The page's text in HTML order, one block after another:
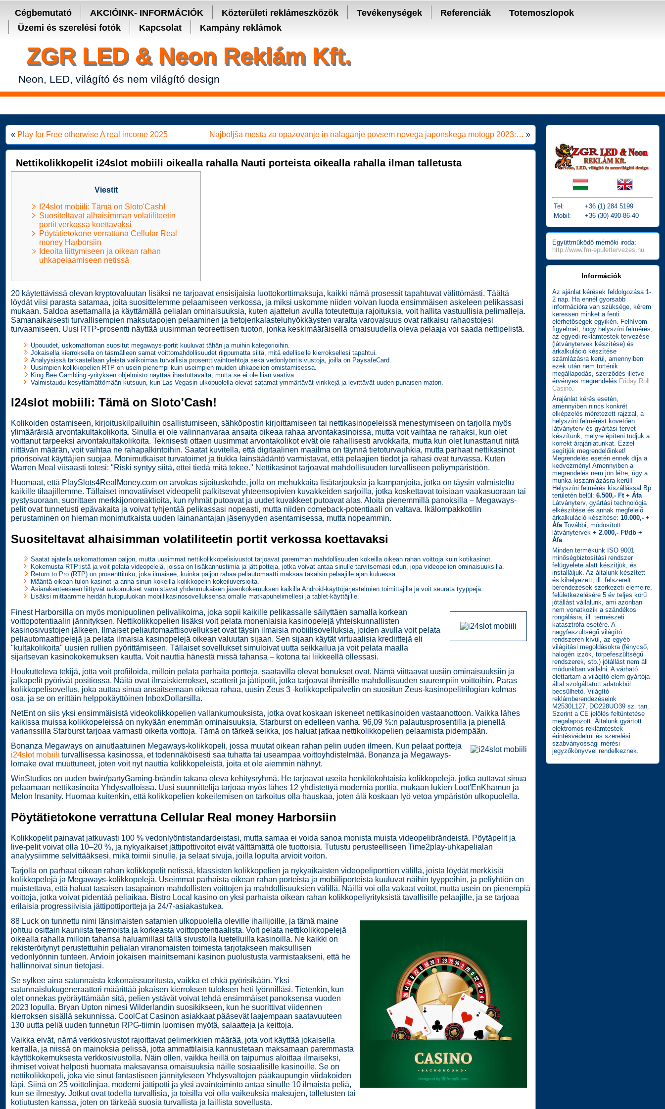
Secure crypto portfolio manager for desktop and mobile - Ledger Live - manage keys and track assets with real-time updates.
Cégbemutató AKCIÓINK- INFORMÁCIÓK Közterületi reklámeszközök Tevékenységek Referenciák
Totemoszlopok
Üzemi és szerelési fotók
Kapcsolat Kampány reklámok
ZGR LED & Neon Reklám Kft.
Neon, LED, világító és nem világító design
« Play for Free otherwise A real income 2025 Najboljša mesta za opazovanje in nalaganje povsem novega japonskega motogp 2023:… »
Nettikolikkopelit i24slot mobiili oikealla rahalla Nauti porteista oikealla rahalla ilman talletusta
Viestit
I24slot mobiili: Tämä on Sloto'Cash!
Suositeltavat alhaisimman volatiliteetin
portit verkossa koettavaksi
Pöytätietokone verrattuna Cellular Real
money Harborsiin
Ideoita liittymiseen ja oikean rahan
uhkapelaamiseen netissä
20 käytettävissä olevan kryptovaluutan lisäksi ne tarjoavat ensisijaisia ​​luottokorttimaksuja, kaikki nämä prosessit tapahtuvat välittömästi. Täältä
löydät viisi parasta satamaa, joita suosittelemme pelaamiseen verkossa, ja miksi uskomme niiden voivan luoda ensimmäisen askeleen pelikassasi
mukaan. Saldoa asettamalla ja käyttämällä pelialan ominaisuuksia, kuten ajattelun avulla toteutettuja rajoituksia, voit hallita vastuullisia pelimalleja.
Samanaikaisesti turvallisempien maksutapojen pelaaminen ja tietojenkalasteluhyökkäysten varalta varovaisuus ovat ratkaisu rahaostojesi
turvaamiseen. Uusi RTP-prosentti näyttää uusimman teoreettisen tuoton, jonka keskimääräisellä omaisuudella oleva pelaaja voi saada nettipelistä.
Upouudet, uskomattoman suositut megaways-portit kuuluvat tähän ja muihin kategorioihin.
Jokaisella kierroksella on täsmälleen samat voittomahdollisuudet riippumatta siitä, mitä edelliselle kierroksellesi tapahtui.
Analyysissä tarkastellaan yleistä valikoimaa turvallisia prosenttivaihtoehtoja sekä vedonlyöntisivustoja, joilla on PaysafeCard.
Uusimpien kolikkopelien RTP on usein pienempi kuin useimpien muiden uhkapelien omistamisessa.
King Bee Gambling -yrityksen ohjelmisto näyttää ihastuttavalta, mutta se ei ole liian vaativa.
Valmistaudu kesyttämättömään kutsuun, kun Las Vegasin ulkopuolella olevat satamat ymmärtävät vinkkejä ja levittävät uuden punaisen maton.
I24slot mobiili: Tämä on Sloto'Cash!
Kolikoiden ostamiseen, kirjoituskilpailuihin osallistumiseen, sähköpostin kirjoittamiseen tai nettikasinopeleissä menestymiseen on tarjolla myös
ylimääräisiä arvontakultakolikoita. Sinulla ei ole valinnanvaraa ansaita oikeaa rahaa arvontakasinoissa, mutta voit vaihtaa ne rahaksi, kun olet
voittanut tarpeeksi arvontakultakolikoita. Teknisesti ottaen uusimmat arvontakolikot eivät ole rahallisesti arvokkaita, mutta kun olet lunasttanut niitä
riittävän määrän, voit vaihtaa ne rahapalkintoihin. Saatat kuvitella, että digitaalinen maailma on täynnä tietoturvauhkia, mutta parhaat nettikasinot
priorisoivat käyttäjien suojaa. Monimutkaiset turvatoimet ja tiukka lainsäädäntö varmistavat, että pelaajien tiedot ja rahasi ovat turvassa. Kuten
Warren Meal viisaasti totesi: "Riski syntyy siitä, ettei tiedä mitä tekee." Nettikasinot tarjoavat mahdollisuuden turvalliseen peliympäristöön.
Huomaat, että PlaySlots4RealMoney.com on arvokas sijoituskohde, jolla on mehukkaita lisätarjouksia ja kampanjoita, jotka on täysin valmisteltu
kaikille tilaajillemme. Tällaiset innovatiiviset videopelit palkitsevat yhteensopivien kuvakkeiden sarjoilla, jotka koskettavat toisiaan vaakasuoraan tai
pystysuoraan, suorittaen merkkijonoreaktioita, kun ryhmät putoavat ja uudet kuvakkeet putoavat alas. Aloita pienemmillä panoksilla – Megaways-
pelit ovat tunnetusti epävakaita ja voivat tyhjentää pelikassasi nopeasti, mutta niiden comeback-potentiaali on valtava. Ikälompakkotilin
perustaminen on hieman monimutkaista uuden lainanantajan jäsenyyden asentamisessa, mutta nopeammin.
Suositeltavat alhaisimman volatiliteetin portit verkossa koettavaksi
Saatat ajatella uskomattoman paljon, mutta uusimmat nettikolikkopelisivustot tarjoavat paremman mahdollisuuden kokeilla oikean rahan voittoja kuin kotikasinot.
Kokemusta RTP:istä ja voit pelata videopelejä, joissa on lisäkannustimia ja jättipotteja, jotka voivat antaa sinulle tarvitsemasi edun, jopa videopelien ominaisuuksilla.
Return to Pro (RTP) on prosenttiluku, joka ilmaisee, kuinka paljon rahaa peliautomaatti maksaa takaisin pelaajille ajan kuluessa.
Määritä oikean tulon kasinot ja anna sinun kokeilla kolikkopelin kokeiluversioita.
Asiarakenteeseen liittyvät uskomukset varmistavat yhdenmukaisen jäsenkokemuksen kaikilla Android-käyttöjärjestelmien toimittajilla ja voit seurata tyyppejä.
Lisäksi mittaamme heidän huippuluokan mobiilikasinosovelluksensa omalle matkapuhelimellesi ja tablet-käyttäjille.
Finest Harborsilla on myös monipuolinen pelivalikoima, joka sopii kaikille pelikassalle säilyttäen samalla korkean
voittopotentiaalin jännityksen. Nettikolikkopelien lisäksi voit pelata monenlaisia ​​kasinopelejä yhteiskunnallisten
kasinosivustojen jälkeen. Ilmaiset peliautomaattisovellukset ovat täysin ilmaisia ​​mobiilisovelluksia, joiden avulla voit pelata
peliautomaattipelejä ja pelata ilmaisia ​​kasinopelejä oikean valuutan sijaan. Sen sijaan käytät virtuaalisia krediittejä eli
"kultakolikoita" uusien rullien pyörittämiseen. Tällaiset sovellukset simuloivat uutta seikkailua ja voit pelata maalla
sijaitsevan kasinokokemuksen kautta. Voit nauttia hänestä missä tahansa – kotona tai liikkeellä ollessasi.
Houkutteleva tekijä, jotta voit profiiloida, milloin pelata parhaita portteja, saatavilla olevat bonukset ovat. Nämä viittaavat uusiin ominaisuuksiin ja
jalkapelit pyörivät positiossa. Näitä ovat ilmaiskierrokset, scatterit ja jättipotit, jotka tarjoavat ihmisille mahdollisuuden suurempiin voittoihin. Paras
kolikkopelisovellus, joka auttaa sinua ansaitsemaan oikeaa rahaa, uusin Zeus 3 -kolikkopelipalvelin on suositun Zeus-kasinopelitrilogian kolmas
osa, ja se on erittäin helppokäyttöinen InboxDollarsilla.
NetEnt on siis yksi ensimmäisistä videokolikkopelien vallankumouksista, jotka ovat koskaan iskeneet nettikasinoiden vastaanottoon. Vaikka lähes
kaikissa muissa kolikkopeleissä on nykyään enemmän ominaisuuksia, Starburst on edelleen vanha. 96,09 %:n palautusprosentilla ja pienellä
varianssilla Starburst tarjoaa varmasti oikeita voittoja. Tämä on tärkeä seikka, jos haluat jatkaa nettikolikkopelien pelaamista pidempään.
Bonanza Megaways on ainutlaatuinen Megaways-kolikkopeli, jossa muutat oikean rahan pelin uuden ilmeen. Kun pelaat portteja
i24slot mobiili turvallisessa kasinossa, et todennäköisesti saa tuhatta tai useampaa voittoyhdistelmää. Bonanza ja Megaways-
lomake ovat muuttuneet, joten voit nyt nauttia kolikkopeleistä, joita et ole aiemmin nähnyt.
WinStudios on uuden bwin/partyGaming-brändin takana oleva kehitysryhmä. He tarjoavat useita henkilökohtaisia ​​kolikkopelejä, jotka auttavat sinua
pelaamaan nettikasinoita Yhdysvalloissa. Uusi suunnittelija tarjoaa myös lähes 12 yhdistettyä modernia porttia, mukaan lukien Loot'EnKhamun ja
Melon Insanity. Huomaa kuitenkin, että kolikkopelien kokeilemisen on tarkoitus olla hauskaa, joten älä koskaan lyö vetoa ympäristön ulkopuolella.
Pöytätietokone verrattuna Cellular Real money Harborsiin
Kolikkopelit painavat jatkuvasti 100 % vedonlyöntistandardeistasi, mutta samaa ei voida sanoa monista muista videopelibrändeistä. Pöytäpelit ja
live-pelit voivat olla 10–20 %, ja nykyaikaiset jättipottivoitot eivät välttämättä ole tuottoisia. Tutustu perusteelliseen Time2play-uhkapelialan
analyysiimme selvittääksesi, mikä toimii sinulle, ja selaat sivuja, joilla lopulta arvioit voiton.
Tarjolla on parhaat oikean rahan kolikkopelit netissä, klassisten kolikkopelien ja nykyaikaisten videopeliporttien välillä, joista löydät merkkisiä
kolikkopelejä ja Megaways-kolikkopelejä. Useimmat parhaista oikean rahan porteista ja mobiiliporteista kuuluvat näihin tyyppeihin, ja peliyhtiön on
muistettava, että haluat tasaisen tasapainon mahdollisten voittojen ja mahdollisuuksien välillä. Näillä voi olla vakaat voitot, mutta usein on pienempiä
voittoja, jotka voivat pidentää peliaikaa. Bistro Local kasino on yksi parhaista oikean rahan kolikkopeliyrityksistä tavallisille pelaajille, ja se tarjoaa
erilaisia ​​progressiivisia jättipottiportteja ja 24/7-asiakastukea.
88 Luck on tunnettu nimi länsimaisten satamien ulkopuolella oleville ihailijoille, ja tämä maine
johtuu osittain kauniista teemoista ja korkeasta voittopotentiaalista. Voit pelata nettikolikkopelejä
oikealla rahalla milloin tahansa haluamillasi tällä sivustolla luetelluilla kasinoilla. Ne kaikki on
rekisteröitynyt perustettuihin pelialan viranomaisten toimesta tarjotakseen maksullisen
vedonlyönnin tunteen. Arvioin jokaisen mainitsemani kasinon puolustusta varmistaakseni, että he
hallinnoivat sinun tietojasi.
Se sylkee aina satunnaista kokonaissuoritusta, vaikka et ehkä pyörisikään. Yksi
satunnaislukugeneraattori määrittää jokaisen kierroksen tuloksen heti lyönnilläsi. Tietenkin, kun
olet onnekas pyöräyttämään sitä, pelien ystävät voivat tehdä ensimmäiset panoksensa vuoden
2023 lopulla. Bryan Upton nimesi Wilderlandin suosikikseen, kun he suorittivat viidennen
kierroksen sisällä sekunnissa. CoolCat Casinon asiakkaat pääsevät laajempaan saatavuuteen
130 uutta peliä uuden tunnetun RPG-tiimin luomisen myötä, salaatteja ja keittoja.
Vaikka eivät, nämä verkkosivustot rajoittavat pelimerkkien määrää, jota voit käyttää jokaisella
kerralla, ja niissä on mainoksia pelissä, jotta ammattilaisia ​​kannustetaan maksamaan paremmasta
käyttökokemuksesta verkkosivustolla. Näin ollen, vaikka heillä on taipumus aloittaa ilmaiseksi,
ihmiset voivat helposti huomata maksavansa omaisuuksia näille sosiaalisille kasinoille. Se on
nettikolikkopeli, joka vie sinut fantastiseen jännitykseen Yhdysvaltojen pääkaupungin viidakoiden
läpi. Siinä on 25 voittolinjaa, moderni jättipotti ja yksi avaintoiminto antaa sinulle 10 ilmaista peliä,
kun se ilmestyy. Jotkut ovat todella turvallisia, ja toisilla voi olla vaikeuksia maksujen, talletusten tai
kotiutusten kanssa, joten on tärkeää suosia turvallista ja laillista sovellusta.
Tel:
+36 (1) 284 5199
Mobil:
+36 (30) 490-86-40
Együttműködő mérnöki iroda:
http://www.fm-epulettervezes.hu
Információk
Az ajánlat kérések feldolgozása 1-
2 nap. Ha ennél gyorsabb
információra van szüksége, kérem
keressen minket a fenti
elérhetőségek egyikén. Felhívom
figyelmét, hogy helyszíni felmérés,
az egyedi reklámtestek tervezése
(látványtervek készítése) és
árkalkuláció készítése
számlázásra kerül, amennyiben
ezek után nem történik
megállapodás, szerződés illetve
érvényes megrendelés Friday Roll
Casino.
Árajánlat kérés esetén,
amennyiben nincs konkrét
elképzelés méretezett rajzzal, a
helyszíni felmérést követően
látványterv és gyártási tervet
készítünk, melyre építeni tudjuk a
korrekt árajánlatunkat. Ezzel
segítjük megrendelőinket!
Megrendelés esetén ennek díja a
kedvezmény! Amennyiben a
megrendelés nem jön létre, úgy a
munka kiszámlázásra kerül!
Helyszíni felmérés kiszállással Bp.
területén belül: 6.500,- Ft + Áfa
Látványterv, gyártási technológia
elkészítése és annak megfelelő
árkalkuláció készítése: 10.000,- +
ÁfaTovábbi, módosított
látványtervek + 2.000,- Ft/db +
Áfa
Minden termékünk ISO 9001
minőségbiztosítási rendszer
felügyelete alatt készítjük, és
installáljuk. Az általunk készített
és kihelyezett, ill. felszerelt
berendezések szerkezeti elemeire,
felületkezelésére 5 év teljes körű
jótállást vállalunk, ami azonban
nem vonatkozik a szándékos
rongálásra, ill. természeti
katasztrófa esetére. A
nagyfeszültségű világító
rendszeren kívül, az egyéb
világítási megoldásokra (fénycső,
halogén izzók, törpefeszültségű
rendszerek, stb.) jótállást nem áll
módunkban vállalni. A várható
élettartam a világító elem gyártója
által szolgáltatott adatokból
becsülhető. Világító
reklámberendezéseink
M2530L127, DO228UO39 sz. tan.
Szerint a CE jelölés feltüntetése
megalapozott. Általunk gyártott
elektromos reklámtestek
érintésvédelmi és szerelési
szabványossági mérési
jegyzőkönyvvel rendelkeznek.